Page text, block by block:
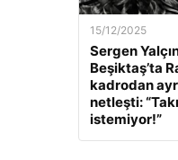
15/12/2025
Sergen
Beşiktaş’ta
kadrodan
netleşti:
istemiyor!”